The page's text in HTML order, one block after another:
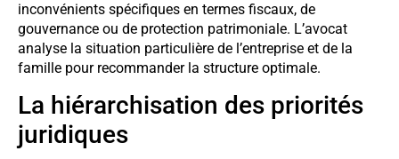
inconvénients spécifiques en termes fiscaux, de
gouvernance ou de protection patrimoniale. L’avocat
analyse la situation particulière de l’entreprise et de la
famille pour recommander la structure optimale.
La hiérarchisation des priorités
juridiques